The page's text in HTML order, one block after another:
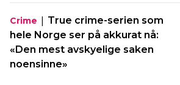
Crime | True crime-serien som
hele Norge ser på akkurat nå:
«Den mest avskyelige saken
noensinne»